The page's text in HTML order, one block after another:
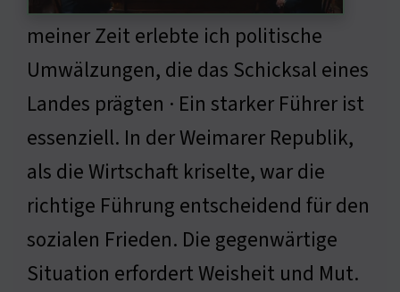
meiner Zeit erlebte ich politische
Umwälzungen, die das Schicksal eines
Landes prägten · Ein starker Führer ist
essenziell. In der Weimarer Republik,
als die Wirtschaft kriselte, war die
richtige Führung entscheidend für den
sozialen Frieden. Die gegenwärtige
Situation erfordert Weisheit und Mut.